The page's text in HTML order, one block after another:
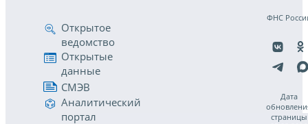
Открытое
ведомство
Открытые
данные
СМЭВ
Аналитический
портал
ФНС
Дата
страницы